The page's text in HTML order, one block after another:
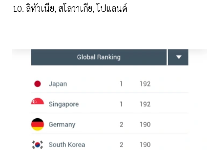
10. ลิทัวเนีย, สโลวาเกีย, โปแลนด์